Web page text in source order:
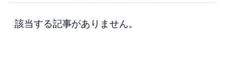
該当する記事がありません。